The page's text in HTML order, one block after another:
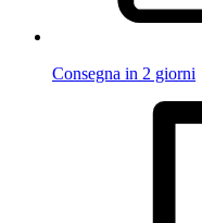
Consegna in 2 giorni